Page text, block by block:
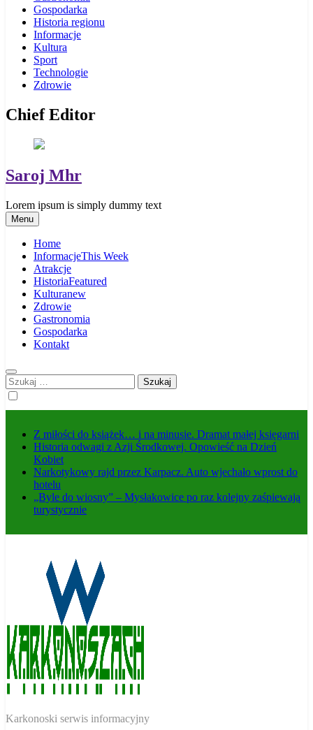
Gospodarka
Historia regionu
Informacje
Kultura
Sport
Technologie
Zdrowie
Chief Editor
Saroj Mhr
Lorem ipsum is simply dummy text
Menu
Home
InformacjeThis Week
Atrakcje
HistoriaFeatured
Kulturanew
Zdrowie
Gastronomia
Gospodarka
Kontakt
Szukaj:
Z miłości do książek… i na minusie. Dramat małej księgarni
Historia odwagi z Azji Środkowej. Opowieść na Dzień
Kobiet
Narkotykowy rajd przez Karpacz. Auto wjechało wprost do
hotelu
„Byle do wiosny” – Mysłakowice po raz kolejny zaśpiewają
turystycznie
W Karkonoszach
Karkonoski serwis informacyjny